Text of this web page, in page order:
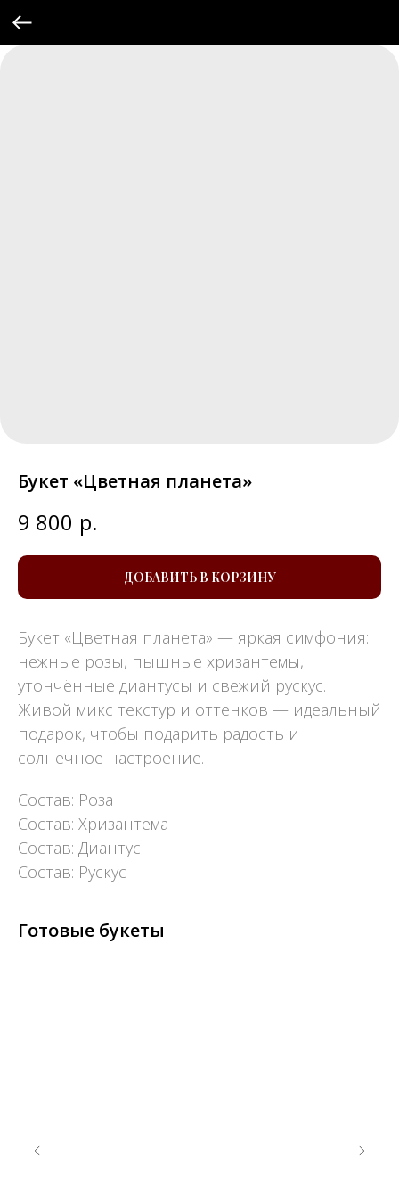
Букет «Цветная планета»
9 800 р.
ДОБАВИТЬ В КОРЗИНУ
Букет «Цветная планета» — яркая симфония:
нежные розы, пышные хризантемы,
утончённые диантусы и свежий рускус.
Живой микс текстур и оттенков — идеальный
подарок, чтобы подарить радость и
солнечное настроение.
Состав: Роза
Состав: Хризантема
Состав: Диантус
Состав: Рускус
Готовые букеты